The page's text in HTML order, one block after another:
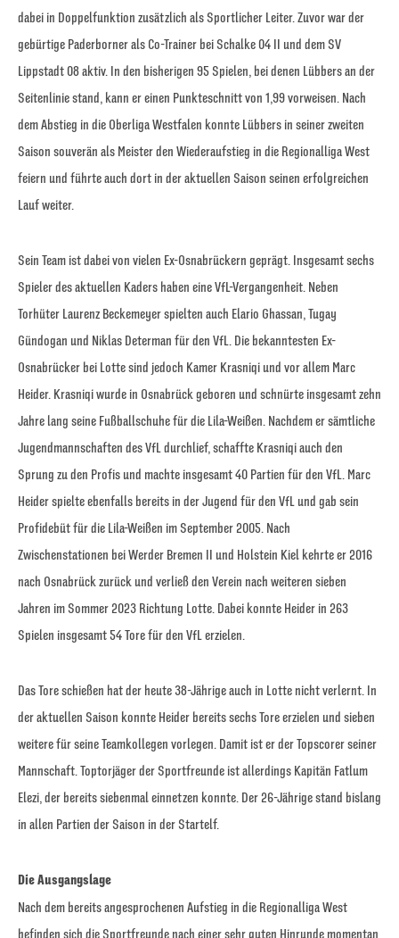
dabei in Doppelfunktion zusätzlich als Sportlicher Leiter. Zuvor war der
gebürtige Paderborner als Co-Trainer bei Schalke 04 II und dem SV
Lippstadt 08 aktiv. In den bisherigen 95 Spielen, bei denen Lübbers an der
Seitenlinie stand, kann er einen Punkteschnitt von 1,99 vorweisen. Nach
dem Abstieg in die Oberliga Westfalen konnte Lübbers in seiner zweiten
Saison souverän als Meister den Wiederaufstieg in die Regionalliga West
feiern und führte auch dort in der aktuellen Saison seinen erfolgreichen
Lauf weiter.
Sein Team ist dabei von vielen Ex-Osnabrückern geprägt. Insgesamt sechs
Spieler des aktuellen Kaders haben eine VfL-Vergangenheit. Neben
Torhüter Laurenz Beckemeyer spielten auch Elario Ghassan, Tugay
Gündogan und Niklas Determan für den VfL. Die bekanntesten Ex-
Osnabrücker bei Lotte sind jedoch Kamer Krasniqi und vor allem Marc
Heider. Krasniqi wurde in Osnabrück geboren und schnürte insgesamt zehn
Jahre lang seine Fußballschuhe für die Lila-Weißen. Nachdem er sämtliche
Jugendmannschaften des VfL durchlief, schaffte Krasniqi auch den
Sprung zu den Profis und machte insgesamt 40 Partien für den VfL. Marc
Heider spielte ebenfalls bereits in der Jugend für den VfL und gab sein
Profidebüt für die Lila-Weißen im September 2005. Nach
Zwischenstationen bei Werder Bremen II und Holstein Kiel kehrte er 2016
nach Osnabrück zurück und verließ den Verein nach weiteren sieben
Jahren im Sommer 2023 Richtung Lotte. Dabei konnte Heider in 263
Spielen insgesamt 54 Tore für den VfL erzielen.
Das Tore schießen hat der heute 38-Jährige auch in Lotte nicht verlernt. In
der aktuellen Saison konnte Heider bereits sechs Tore erzielen und sieben
weitere für seine Teamkollegen vorlegen. Damit ist er der Topscorer seiner
Mannschaft. Toptorjäger der Sportfreunde ist allerdings Kapitän Fatlum
Elezi, der bereits siebenmal einnetzen konnte. Der 26-Jährige stand bislang
in allen Partien der Saison in der Startelf.
Die Ausgangslage
Nach dem bereits angesprochenen Aufstieg in die Regionalliga West
befinden sich die Sportfreunde nach einer sehr guten Hinrunde momentan